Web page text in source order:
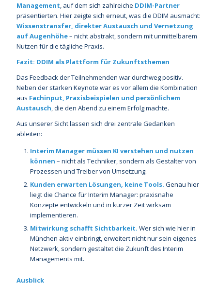
Management, auf dem sich zahlreiche DDIM-Partner
präsentierten. Hier zeigte sich erneut, was die DDIM ausmacht:
Wissenstransfer, direkter Austausch und Vernetzung
auf Augenhöhe– nicht abstrakt, sondern mit unmittelbarem
Nutzen für die tägliche Praxis.
Fazit: DDIM als Plattform für Zukunftsthemen
Das Feedback der Teilnehmenden war durchweg positiv.
Neben der starken Keynote war es vor allem die Kombination
aus Fachinput, Praxisbeispielen und persönlichem
Austausch, die den Abend zu einem Erfolg machte.
Aus unserer Sicht lassen sich drei zentrale Gedanken
ableiten:
Interim Manager müssen KI verstehen und nutzen
können – nicht als Techniker, sondern als Gestalter von
Prozessen und Treiber von Umsetzung.
Kunden erwarten Lösungen, keine Tools. Genau hier
liegt die Chance für Interim Manager: praxisnahe
Konzepte entwickeln und in kurzer Zeit wirksam
implementieren.
Mitwirkung schafft Sichtbarkeit. Wer sich wie hier in
München aktiv einbringt, erweitert nicht nur sein eigenes
Netzwerk, sondern gestaltet die Zukunft des Interim
Managements mit.
Ausblick